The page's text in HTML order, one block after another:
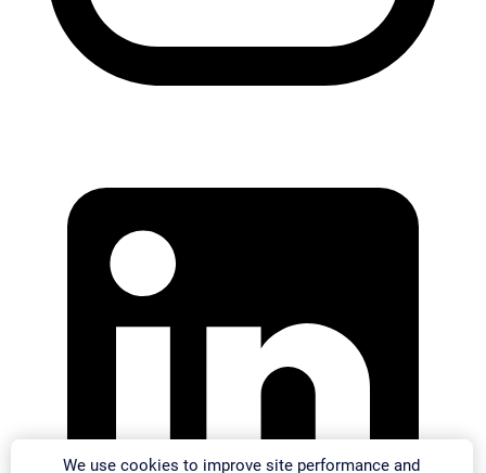
We use cookies to improve site performance and